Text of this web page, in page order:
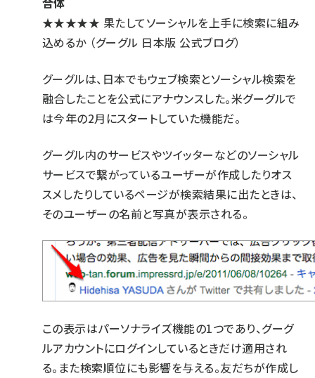
★★★★★ 果たしてソーシャルを上手に検索に組み
込めるか（グーグル 日本版 公式ブログ）
グーグルは、日本でもウェブ検索とソーシャル検索を
融合したことを公式にアナウンスした。米グーグルで
は今年の2月にスタートしていた機能だ。
グーグル内のサービスやツイッターなどのソーシャル
サービスで繋がっているユーザーが作成したりオス
スメしたりしているページが検索結果に出たときは、
そのユーザーの名前と写真が表示される。
この表示はパーソナライズ機能の1つであり、グーグ
ルアカウントにログインしているときだけ適用され
る。また検索順位にも影響を与える。友だちが作成し